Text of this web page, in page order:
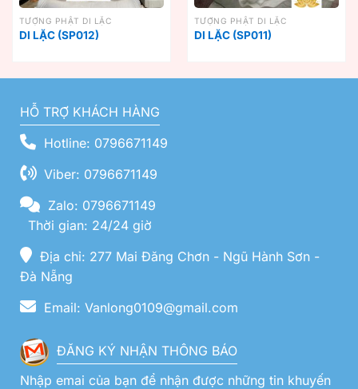
TƯỢNG PHẬT DI LẶC
DI LẶC (SP012)
TƯỢNG PHẬT DI LẶC
DI LẶC (SP011)
HỖ TRỢ KHÁCH HÀNG
Hotline: 0796671149
Viber: 0796671149
Zalo: 0796671149
Thời gian: 24/24 giờ
Địa chỉ: 277 Mai Đăng Chơn - Ngũ Hành Sơn -
Đà Nẵng
Email: Vanlong0109@gmail.com
ĐĂNG KÝ NHẬN THÔNG BÁO
Nhập emai của bạn để nhận được những tin khuyến